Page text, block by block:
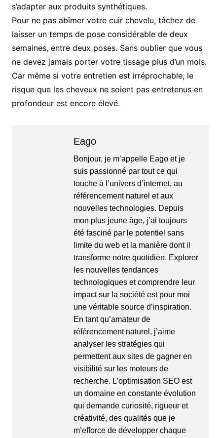
s’adapter aux produits synthétiques.
Pour ne pas abîmer votre cuir chevelu, tâchez de
laisser un temps de pose considérable de deux
semaines, entre deux poses. Sans oublier que vous
ne devez jamais porter votre tissage plus d’un mois.
Car même si votre entretien est irréprochable, le
risque que les cheveux ne soient pas entretenus en
profondeur est encore élevé.
Eago
Bonjour, je m’appelle Eago et je
suis passionné par tout ce qui
touche à l’univers d’internet, au
référencement naturel et aux
nouvelles technologies. Depuis
mon plus jeune âge, j’ai toujours
été fasciné par le potentiel sans
limite du web et la manière dont il
transforme notre quotidien. Explorer
les nouvelles tendances
technologiques et comprendre leur
impact sur la société est pour moi
une véritable source d’inspiration.
En tant qu’amateur de
référencement naturel, j’aime
analyser les stratégies qui
permettent aux sites de gagner en
visibilité sur les moteurs de
recherche. L’optimisation SEOest
un domaine en constante évolution
qui demande curiosité, rigueur et
créativité, des qualités que je
m’efforce de développer chaque